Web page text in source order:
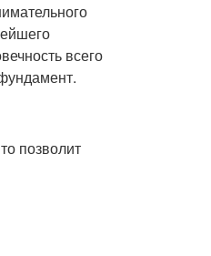
всего
позволит